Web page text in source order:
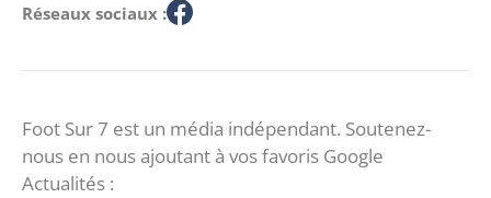
Réseaux sociaux :
Foot Sur 7 est un média indépendant. Soutenez-
nous en nous ajoutant à vos favoris Google
Actualités :